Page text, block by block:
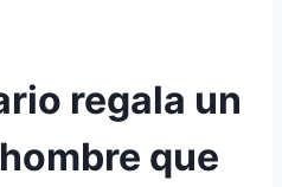
regala un
que